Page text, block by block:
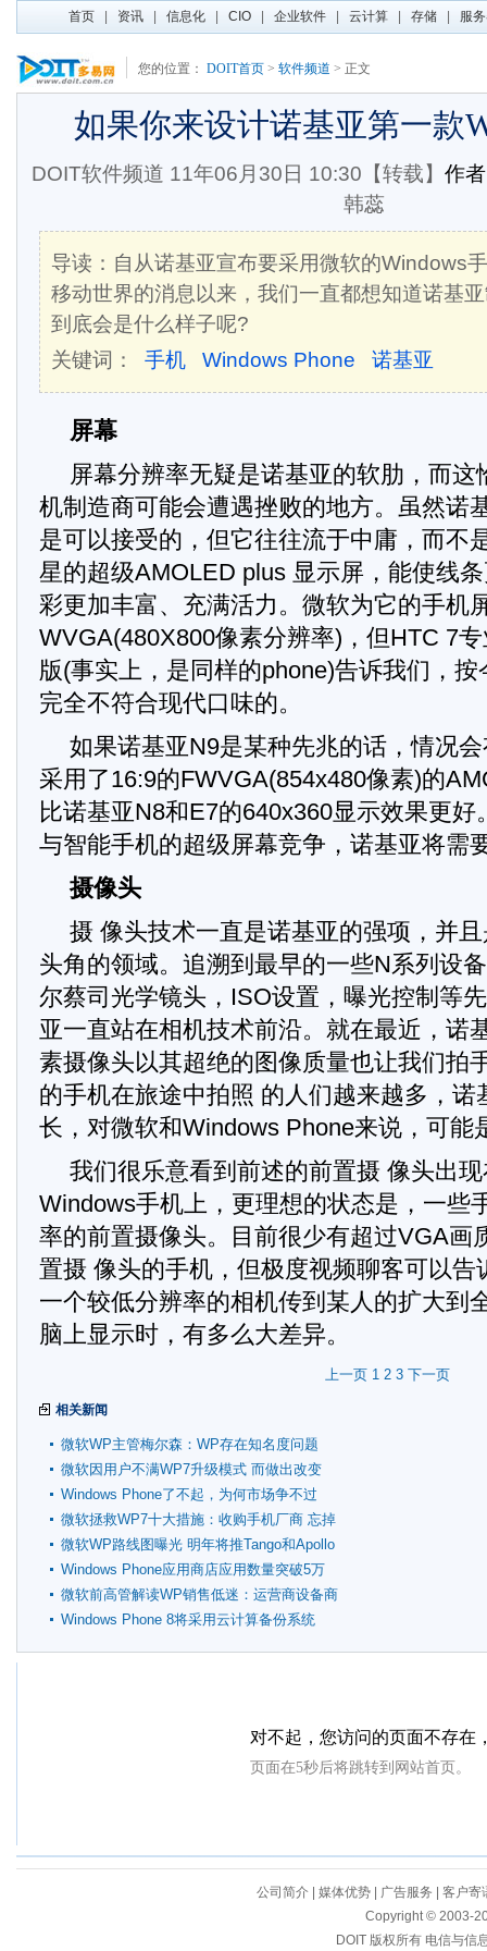
首页 资讯 信息化 CIO 企业软件 云计算 存储 服
您的位置： DOIT首页 > 软件频道 > 正文
如果你来设计诺基亚第一款
DOIT软件频道 11年06月30日 10:30【转载】 作
韩蕊
导读：自从诺基亚宣布要采用微软的Windows
移动世界的消息以来，我们一直都想知道诺基
到底会是什么样子呢?
关键词：
手机 Windows Phone 诺基亚
屏幕
屏幕分辨率无疑是诺基亚的软肋，而这
机制造商可能会遭遇挫败的地方。虽然诺
是可以接受的，但它往往流于中庸，而不
星的超级AMOLED plus 显示屏，能使线
彩更加丰富、充满活力。微软为它的手机
WVGA(480X800像素分辨率)，但HTC 7
版(事实上，是同样的phone)告诉我们，
完全不符合现代口味的。
如果诺基亚N9是某种先兆的话，情况
采用了16:9的FWVGA(854x480像素)的
比诺基亚N8和E7的640x360显示效果更好
与智能手机的超级屏幕竞争，诺基亚将需
摄像头
摄 像头技术一直是诺基亚的强项，并
头角的领域。追溯到最早的一些N系列设
尔蔡司光学镜头，ISO设置，曝光控制等
亚一直站在相机技术前沿。就在最近，诺
素摄像头以其超绝的图像质量也让我们拍
的手机在旅途中拍照 的人们越来越多，诺
长，对微软和Windows Phone来说，可能
我们很乐意看到前述的前置摄 像头出
Windows手机上，更理想的状态是，一些
率的前置摄像头。目前很少有超过VGA画
置摄 像头的手机，但极度视频聊客可以告
一个较低分辨率的相机传到某人的扩大到
脑上显示时，有多么大差异。
上一页 1 2 3 下一页
相关新闻
微软WP主管梅尔森：WP存在知名度问题
微软因用户不满WP7升级模式 而做出改变
Windows Phone了不起，为何市场争不过
Android
微软拯救WP7十大措施：收购手机厂商 忘掉
苹果
微软WP路线图曝光 明年将推Tango和Apollo
Windows Phone应用商店应用数量突破5万
微软前高管解读WP销售低迷：运营商设备商
抵制
Windows Phone 8将采用云计算备份系统
公司简介 媒体优势 广告服务
客户寄
Copyright © 2003-
DOIT 版权所有 电信与信